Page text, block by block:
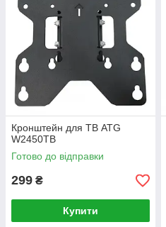
Кронштейн для ТВ ATG
W2450TB
Готово до відправки
299 ₴
Купити